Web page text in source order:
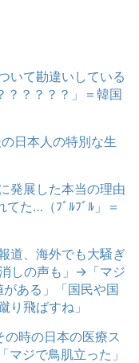
いて勘違いしている
？？？？」＝韓国
日本人の特別な生
発展した本当の理由
た…（ﾌﾞﾙﾌﾞﾙ」＝
道、海外でも大騒ぎ
しの声も」→「マジ
ある」「国民や国
り飛ばすね」
時の日本の医療ス
ジで鳥肌立った」